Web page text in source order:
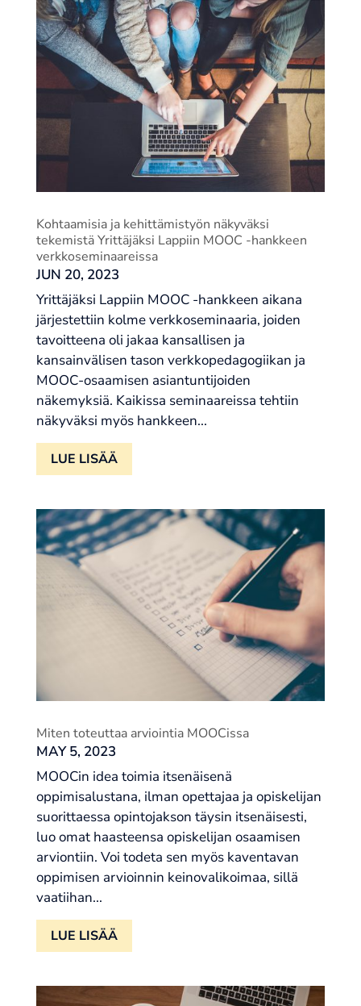
Kohtaamisia ja kehittämistyön näkyväksi
tekemistä Yrittäjäksi Lappiin MOOC -hankkeen
verkkoseminaareissa
JUN 20, 2023
Yrittäjäksi Lappiin MOOC -hankkeen aikana
järjestettiin kolme verkkoseminaaria, joiden
tavoitteena oli jakaa kansallisen ja
kansainvälisen tason verkkopedagogiikan ja
MOOC-osaamisen asiantuntijoiden
näkemyksiä. Kaikissa seminaareissa tehtiin
näkyväksi myös hankkeen...
LUE LISÄÄ
Miten toteuttaa arviointia MOOCissa
MAY 5, 2023
MOOCin idea toimia itsenäisenä
oppimisalustana, ilman opettajaa ja opiskelijan
suorittaessa opintojakson täysin itsenäisesti,
luo omat haasteensa opiskelijan osaamisen
arviontiin. Voi todeta sen myös kaventavan
oppimisen arvioinnin keinovalikoimaa, sillä
vaatiihan...
LUE LISÄÄ